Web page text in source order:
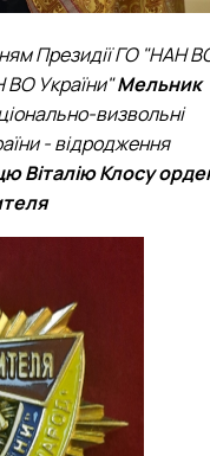
Президії ГО "НАН
ВО України"Мельник
визвольні
- відродження
Віталію Клосу